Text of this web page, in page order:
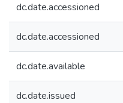
dc.date.accessioned
dc.date.accessioned
dc.date.available
dc.date.issued